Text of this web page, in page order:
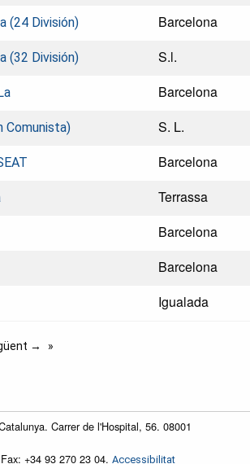
(24 División) Barcelona
(32 División) S.l.
Barcelona
Comunista) S. L.
Barcelona
Terrassa
Barcelona
Barcelona
Igualada
→
Carrer de l'Hospital, 56. 08001
+34 93 270 23 04. Accessibilitat